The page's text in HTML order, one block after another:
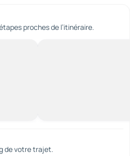
proches de l’itinéraire.
de votre trajet.